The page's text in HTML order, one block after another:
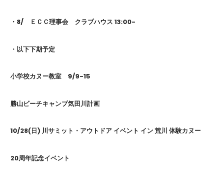
・8/ ＥＣＣ理事会 クラブハウス 13:00-
・以下下期予定
小学校カヌー教室 9/9-15
勝山ビーチキャンプ気田川計画
10/28(日) 川サミット・アウトドア イベント イン 荒川 体験カヌー
20周年記念イベント